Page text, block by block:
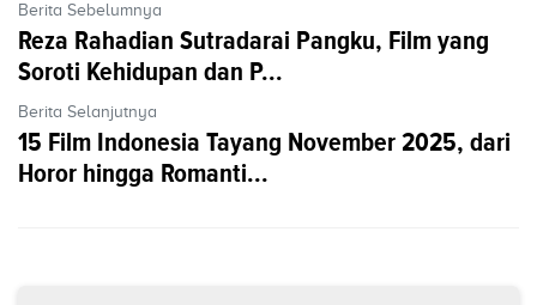
Berita Sebelumnya
Reza Rahadian Sutradarai Pangku, Film yang
Soroti Kehidupan dan P...
Berita Selanjutnya
15 Film Indonesia Tayang November 2025, dari
Horor hingga Romanti...